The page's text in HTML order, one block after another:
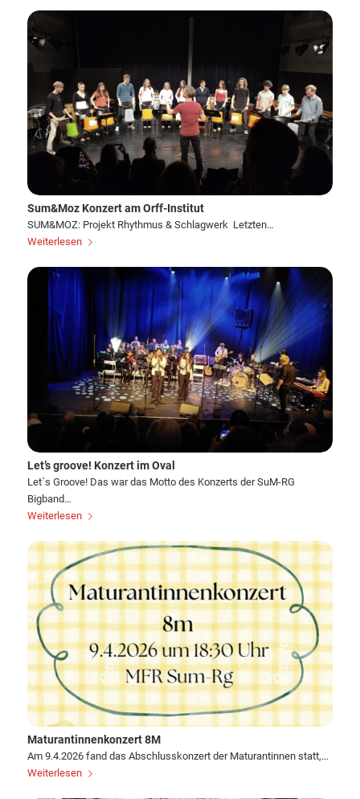
Sum&Moz Konzert am Orff-Institut
SUM&MOZ: Projekt Rhythmus & Schlagwerk Letzten…
Weiterlesen
Let’s groove! Konzert im Oval
Let´s Groove! Das war das Motto des Konzerts der SuM-RG
Bigband…
Weiterlesen
Maturantinnenkonzert 8M
Am 9.4.2026 fand das Abschlusskonzert der Maturantinnen statt,…
Weiterlesen